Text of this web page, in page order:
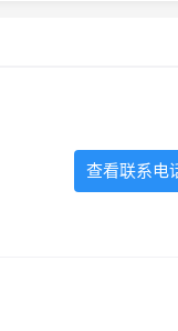
查看联系电